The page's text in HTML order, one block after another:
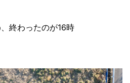
終わったのが16時